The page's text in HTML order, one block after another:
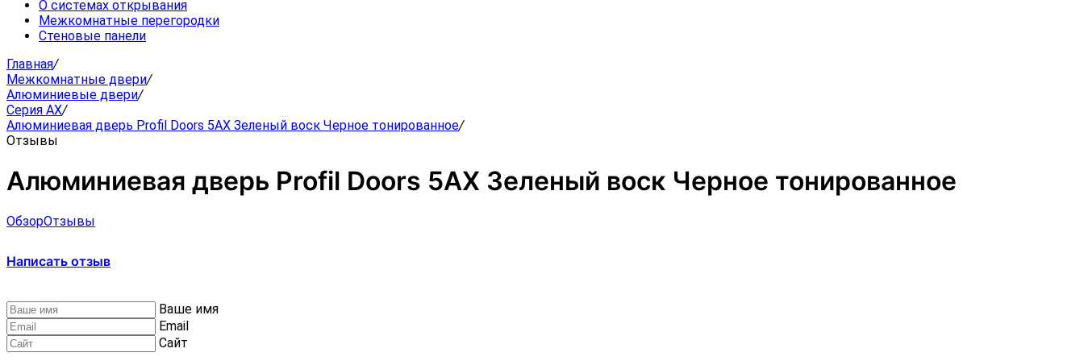
О системах открывания
Межкомнатные перегородки
Стеновые панели
Главная/
Межкомнатные двери/
Алюминиевые двери/
Серия AX/
Алюминиевая дверь Profil Doors 5AX Зеленый воск Черное тонированное/
Отзывы
Алюминиевая дверь Profil Doors 5AX Зеленый воск Черное тонированное
ОбзорОтзывы
Написать отзыв
Ваше имя
Email
Сайт